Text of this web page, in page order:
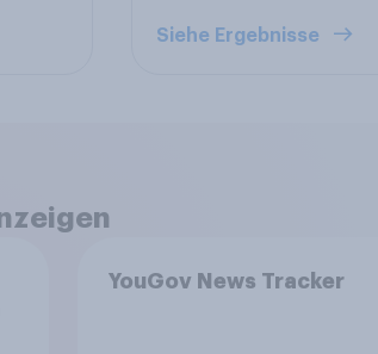
Siehe Ergebnisse
YouGov News Tracker